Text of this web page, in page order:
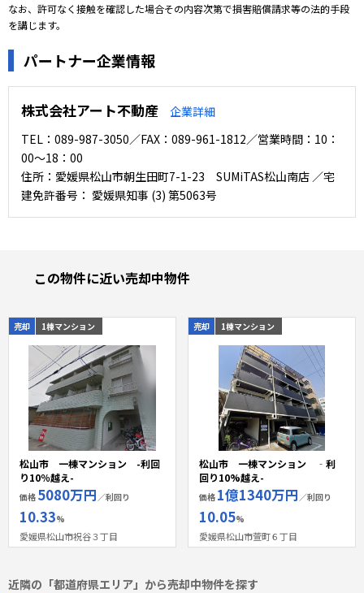
なお、許可なく接触を確認した場合その内容次第で損害賠償請求等の法的手段
を講じます。
パートナー企業情報
株式会社アート不動産
企業詳細
TEL：089-987-3050／FAX：089-961-1812／営業時間：10：
00～18：00
住所：愛媛県松山市朝生田町7-1-23 SUMiTAS松山南店 ／宅
建免許番号： 愛媛県知事 (3) 第5063号
この物件に近い売却中物件
売却 1棟マンション
松山市 一棟マンション -利回
り10％越え-
価格 5080万円 ／利回り
10.33%
愛媛県松山市祝谷３丁目
売却 1棟マンション
松山市 一棟マンション ‐利
回り10%越え-
価格 1億1340万円 ／利回り
10.05%
愛媛県松山市萱町６丁目
近隣の「都道府県エリア」から売却中物件を探す